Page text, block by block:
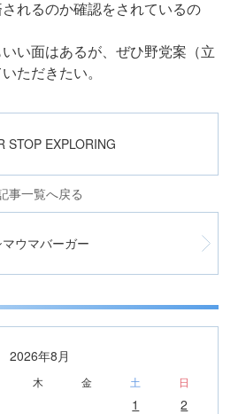
れるのか確認をされているの
い面はあるが、ぜひ野党案（立
ただきたい。
STOP EXPLORING
事一覧へ戻る
マウマバーガー
2026年8月
木 金 土 日
1
2